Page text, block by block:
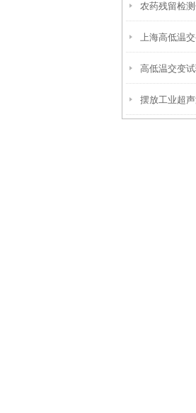
农药残留检
上海高低温
系统对接的
高低温交变
选择有哪些
摆放工业超